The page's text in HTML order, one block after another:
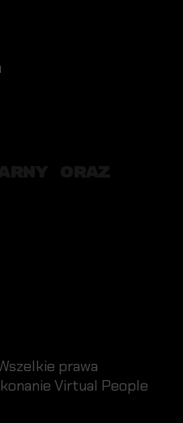
prawa
Virtual People